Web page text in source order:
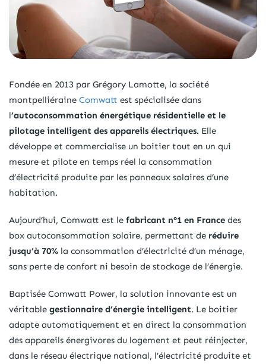
Fondée en 2013 par Grégory Lamotte, la société
montpelliéraine Comwatt est spécialisée dans
l’autoconsommation énergétique résidentielle et le
pilotage intelligent des appareils électriques. Elle
développe et commercialise un boitier tout en un qui
mesure et pilote en temps réel la consommation
d’électricité produite par les panneaux solaires d’une
habitation.
Aujourd’hui, Comwatt est le fabricant n°1 en France des
box autoconsommation solaire, permettant de réduire
jusqu’à 70% la consommation d’électricité d’un ménage,
sans perte de confort ni besoin de stockage de l’énergie.
Baptisée Comwatt Power, la solution innovante est un
véritable gestionnaire d’énergie intelligent. Le boitier
adapte automatiquement et en direct la consommation
des appareils énergivores du logement et peut réinjecter,
dans le réseau électrique national, l’électricité produite et